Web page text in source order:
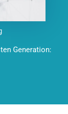
Generation: